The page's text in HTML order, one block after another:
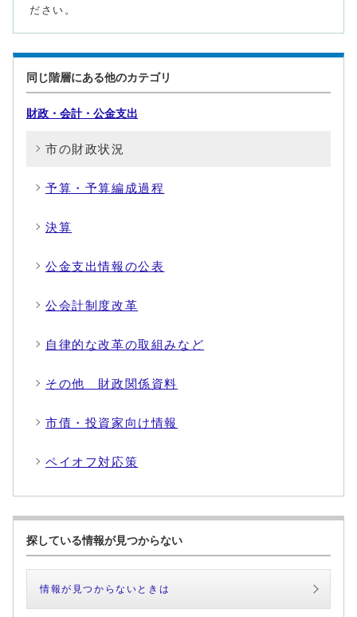
ださい。
同じ階層にある他のカテゴリ
財政・会計・公金支出
市の財政状況
予算・予算編成過程
決算
公金支出情報の公表
公会計制度改革
自律的な改革の取組みなど
その他 財政関係資料
市債・投資家向け情報
ペイオフ対応策
探している情報が見つからない
情報が見つからないときは